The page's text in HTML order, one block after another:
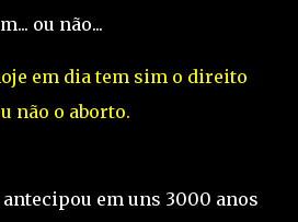
ou não...
em dia tem sim o direito
não o aborto.
antecipou em uns 3000 anos